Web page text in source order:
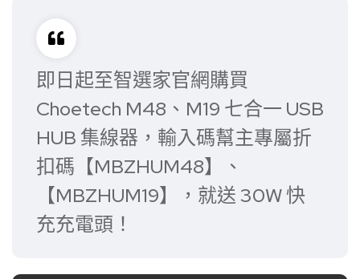
即日起至智選家官網購買
Choetech M48、M19 七合一 USB
HUB 集線器，輸入碼幫主專屬折
扣碼【MBZHUM48】、
【MBZHUM19】，就送 30W 快
充充電頭！